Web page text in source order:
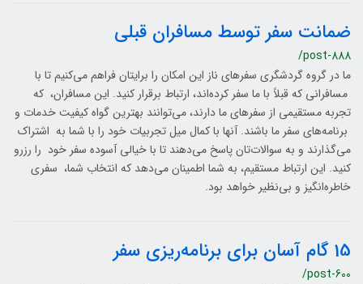
ضمانت سفر توسط مسافران قبلی
/post-888
ما در گروه گردشگری سفرهای ناز این امکان را برایتان فراهم می‌کنیم تا با
مسافرانی که قبلاً با ما سفر کرده‌اند، ارتباط برقرار کنید. این مسافران، که
تجربه مستقیمی از سفرهای ما دارند، می‌توانند بهترین گواه کیفیت خدمات و
برنامه‌های سفر ما باشند. آنها با کمال میل تجربیات خود را با شما به اشتراک
می‌گذارند و به سوالات‌تان پاسخ می‌دهند تا با خیالی آسوده سفر خود را رزرو
کنید. این ارتباط مستقیم، به شما اطمینان می‌دهد که انتخاب شما، سفری
خاطره‌انگیز و بی‌نظیر خواهد بود.
15 گام آسان برای برنامه‌ریزی سفر
/post-600